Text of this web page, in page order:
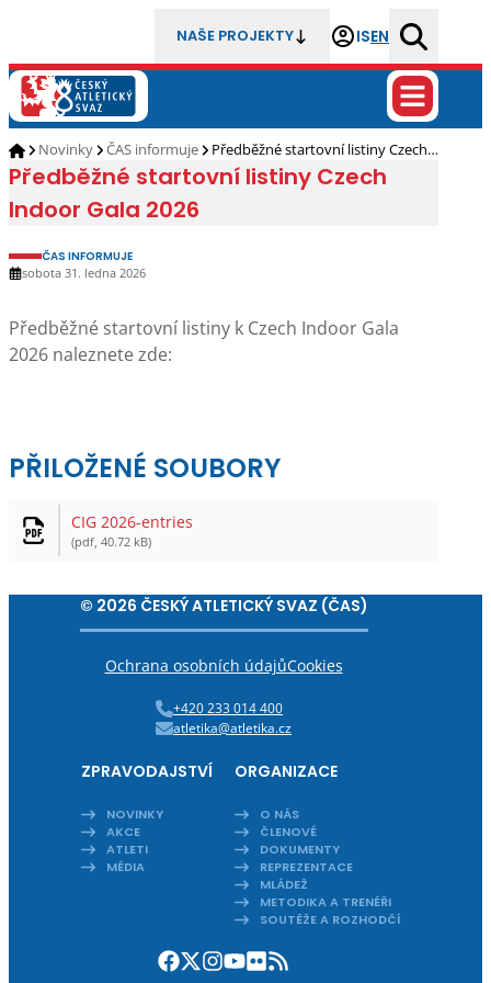
NAŠE PROJEKTY ISEN
Novinky ČAS informuje Předběžné startovní listiny Czech…
Předběžné startovní listiny Czech
Indoor Gala 2026
ČAS INFORMUJE
sobota 31. ledna 2026
Předběžné startovní listiny k Czech Indoor Gala
2026 naleznete zde:
PŘILOŽENÉ SOUBORY
CIG 2026-entries
(pdf, 40.72 kB)
© 2026 ČESKÝ ATLETICKÝ SVAZ (ČAS)
Ochrana osobních údajůCookies
+420 233 014 400
atletika@atletika.cz
ZPRAVODAJSTVÍ
NOVINKY
AKCE
ATLETI
MÉDIA
ORGANIZACE
O NÁS
ČLENOVÉ
DOKUMENTY
REPREZENTACE
MLÁDEŽ
METODIKA A TRENÉŘI
SOUTĚŽE A ROZHODČÍ